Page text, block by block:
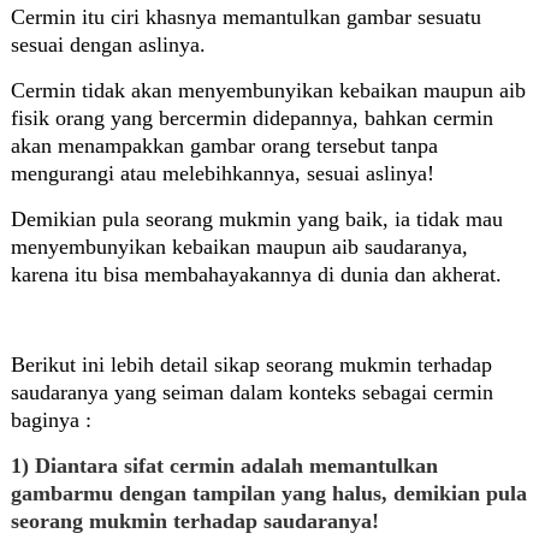
Cermin itu ciri khasnya memantulkan gambar sesuatu
sesuai dengan aslinya.
Cermin tidak akan menyembunyikan kebaikan maupun aib
fisik orang yang bercermin didepannya, bahkan cermin
akan menampakkan gambar orang tersebut tanpa
mengurangi atau melebihkannya, sesuai aslinya!
Demikian pula seorang mukmin yang baik, ia tidak mau
menyembunyikan kebaikan maupun aib saudaranya,
karena itu bisa membahayakannya di dunia dan akherat.
Berikut ini lebih detail sikap seorang mukmin terhadap
saudaranya yang seiman dalam konteks sebagai cermin
baginya :
1) Diantara sifat cermin adalah memantulkan
gambarmu dengan tampilan yang halus, demikian pula
seorang mukmin terhadap saudaranya!